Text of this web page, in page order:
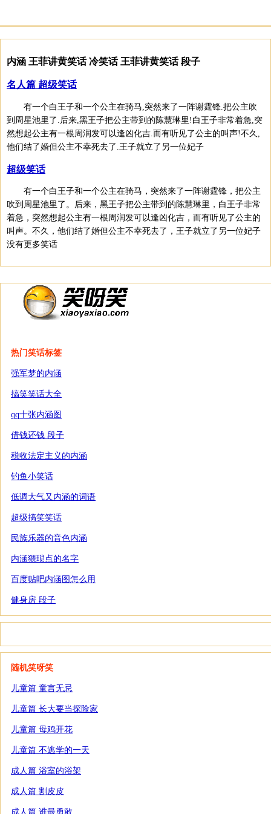
内涵 王菲讲黄笑话 冷笑话 王菲讲黄笑话 段子
名人篇 超级笑话
有一个白王子和一个公主在骑马,突然来了一阵谢霆锋.把公主吹
到周星池里了.后来,黑王子把公主带到的陈慧琳里!白王子非常着急,突
然想起公主有一根周润发可以逢凶化吉.而有听见了公主的叫声!不久,
他们结了婚但公主不幸死去了.王子就立了另一位妃子
超级笑话
有一个白王子和一个公主在骑马，突然来了一阵谢霆锋，把公主
吹到周星池里了。后来，黑王子把公主带到的陈慧琳里，白王子非常
着急，突然想起公主有一根周润发可以逢凶化吉，而有听见了公主的
叫声。不久，他们结了婚但公主不幸死去了，王子就立了另一位妃子
没有更多笑话
热门笑话标签
强军梦的内涵
搞笑笑话大全
qq十张内涵图
借钱还钱 段子
税收法定主义的内涵
钓鱼小笑话
低调大气又内涵的词语
超级搞笑笑话
民族乐器的音色内涵
内涵猥琐点的名字
百度贴吧内涵图怎么用
健身房 段子
随机笑呀笑
儿童篇 童言无忌
儿童篇 长大要当探险家
儿童篇 母鸡开花
儿童篇 不逃学的一天
成人篇 浴室的浴架
成人篇 割皮皮
成人篇 谁最勇敢